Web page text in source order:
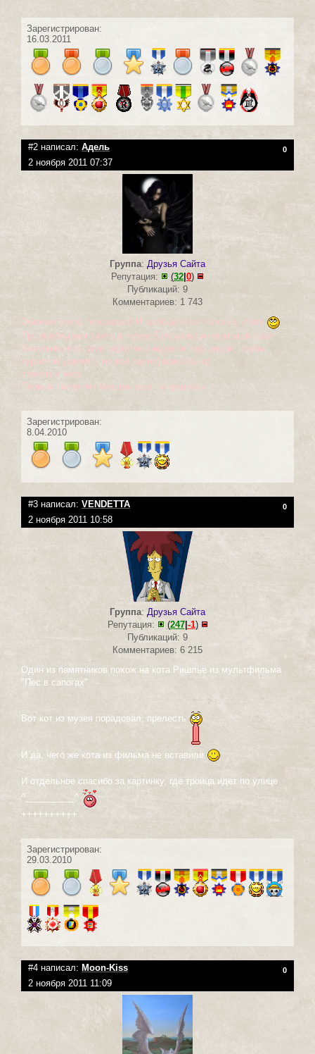
Зарегистрирован:
16.03.2011
#2 написал: Адель 0
2 ноября 2011 07:37
Группа: Друзья Сайта
Репутация:
(32|0)
Публикаций: 9
Комментариев: 1 743
Обожаю этого персонажа! И вообще всех толстых котов
Про приблудного кота в музее Булгакова интересный факт.
Возможно его сами работники музея и подкинули, чтобы
туристов удивить, но все равно) прикольно)
ставлю + котэ
Первый памятник больше всех понравился
Зарегистрирован:
8.04.2010
#3 написал: VENDETTA 0
2 ноября 2011 10:58
Группа: Друзья Сайта
Репутация:
(247| -1)
Публикаций: 9
Комментариев: 6 215
Один из памятников похож на кота Ришлье из мультфильма
"Пес в сапогах"
Вот кот из музея порадовал, прелесть
И да, чего же кота из фильма не вставили
И отдельное спасибо за картинку, где троица идет по улице
^__________^
++++++++++
Зарегистрирован:
29.03.2010
#4 написал: Moon-Kiss 0
2 ноября 2011 11:09